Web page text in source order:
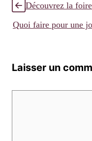
Découvrez la
Quoi faire pour une
Laisser un